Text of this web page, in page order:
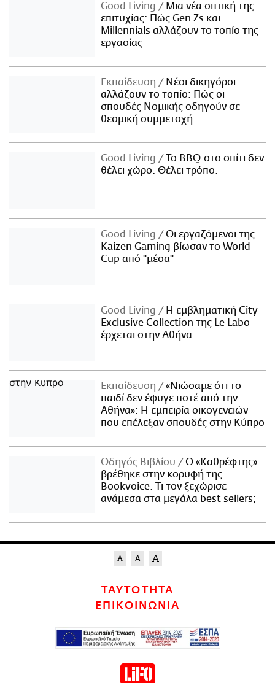
Good Living
Μια νέα οπτική της
επιτυχίας: Πώς Gen Zs και
Millennials αλλάζουν το τοπίο της
εργασίας
Εκπαίδευση
Νέοι δικηγόροι
αλλάζουν το τοπίο: Πώς οι
σπουδές Νομικής οδηγούν σε
θεσμική συμμετοχή
Good Living
Το BBQ στο σπίτι δεν
θέλει χώρο. Θέλει τρόπο.
Good Living
Οι εργαζόμενοι της
Kaizen Gaming βίωσαν το World
Cup από "μέσα"
Good Living
Η εμβληματική City
Exclusive Collection της Le Labo
έρχεται στην Αθήνα
Εκπαίδευση
«Νιώσαμε ότι το
παιδί δεν έφυγε ποτέ από την
Αθήνα»: Η εμπειρία οικογενειών
που επέλεξαν σπουδές στην Κύπρο
Οδηγός Βιβλίου
Ο «Καθρέφτης»
βρέθηκε στην κορυφή της
Bookvoice. Τι τον ξεχώρισε
ανάμεσα στα μεγάλα best sellers;
ΤΑΥΤΟΤΗΤΑ
ΕΠΙΚΟΙΝΩΝΙΑ